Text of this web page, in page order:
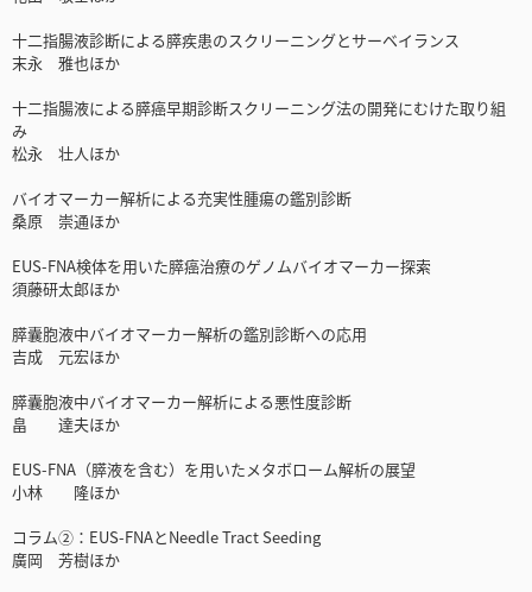
十二指腸液診断による膵疾患のスクリーニングとサーベイランス
末永 雅也ほか
十二指腸液による膵癌早期診断スクリーニング法の開発にむけた取り組
み
松永 壮人ほか
バイオマーカー解析による充実性腫瘍の鑑別診断
桑原 崇通ほか
EUS-FNA検体を用いた膵癌治療のゲノムバイオマーカー探索
須藤研太郎ほか
膵囊胞液中バイオマーカー解析の鑑別診断への応用
吉成 元宏ほか
膵囊胞液中バイオマーカー解析による悪性度診断
畠 達夫ほか
EUS-FNA（膵液を含む）を用いたメタボローム解析の展望
小林 隆ほか
コラム②：EUS-FNAとNeedle Tract Seeding
廣岡 芳樹ほか